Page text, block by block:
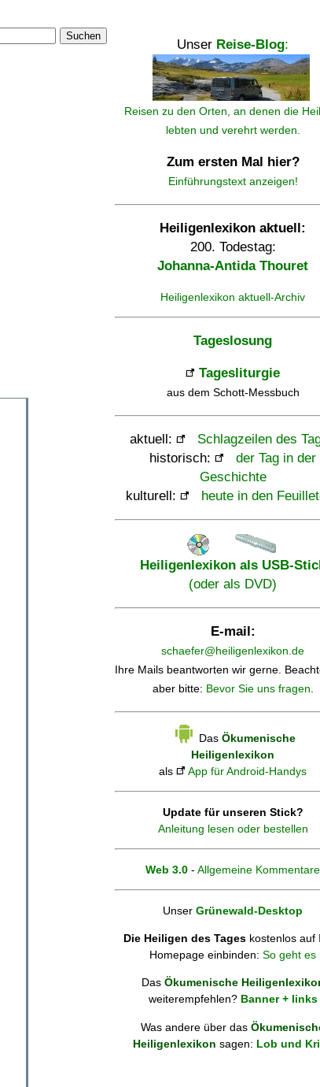
Suchen
Unser Reise-Blog:
Reisen zu den Orten, an denen die
lebten und verehrt werden.
Zum ersten Mal hier?
Einführungstext anzeigen!
Heiligenlexikon aktuell:
200. Todestag:
Johanna-Antida Thouret
Heiligenlexikon aktuell-Archiv
Tageslosung
Tagesliturgie
aus dem Schott-Messbuch
aktuell:
Schlagzeilen des
historisch:
der Tag in der
Geschichte
kulturell:
heute in den
Heiligenlexikon als USB-
(oder als DVD)
E-mail:
schaefer@heiligenlexikon.de
Ihre Mails beantworten wir gerne.
aber bitte: Bevor Sie uns fragen.
Das Ökumenische
Heiligenlexikon
als
App für Android-Handys
Update für unseren Stick?
Anleitung lesen oder bestellen
Web 3.0 - Allgemeine Kommentare
Unser Grünewald-Desktop
Die Heiligen des Tages kostenlos auf
Homepage einbinden: So geht es
Das Ökumenische
weiterempfehlen? Banner + links
Was andere über das
Heiligenlexikon sagen: Lob und